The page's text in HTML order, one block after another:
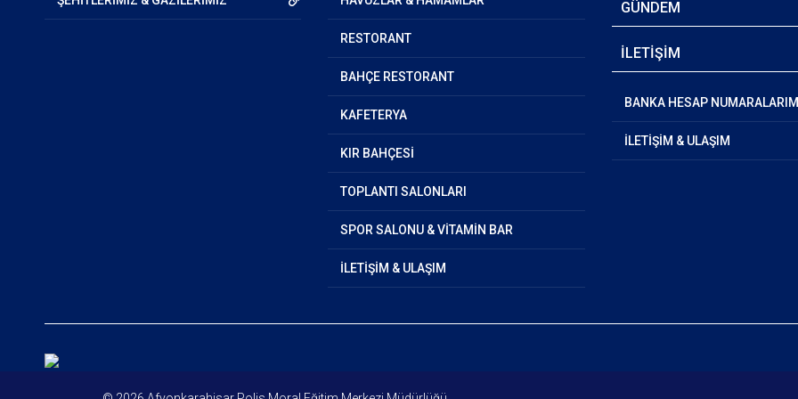
RESTORANT
BAHÇE RESTORANT
KAFETERYA
KIR BAHÇESİ
TOPLANTI SALONLARI
SPOR SALONU & VİTAMİN BAR
İLETİŞİM & ULAŞIM
GÜNDEM
İLETİŞİM
BANKA HESAP
İLETİŞİM & ULAŞIM